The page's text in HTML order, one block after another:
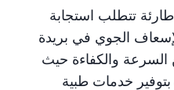
تتطلب استجابة
الجوي في بريدة
السرعة والكفاءة حيث
خدمات طبية